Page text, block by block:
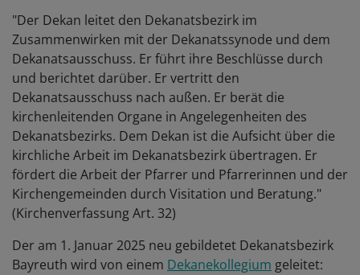
"Der Dekan leitet den Dekanatsbezirk im
Zusammenwirken mit der Dekanatssynode und dem
Dekanatsausschuss. Er führt ihre Beschlüsse durch
und berichtet darüber. Er vertritt den
Dekanatsausschuss nach außen. Er berät die
kirchenleitenden Organe in Angelegenheiten des
Dekanatsbezirks. Dem Dekan ist die Aufsicht über die
kirchliche Arbeit im Dekanatsbezirk übertragen. Er
fördert die Arbeit der Pfarrer und Pfarrerinnen und der
Kirchengemeinden durch Visitation und Beratung."
(Kirchenverfassung Art. 32)
Der am 1. Januar 2025 neu gebildetet Dekanatsbezirk
Bayreuth wird von einem Dekanekollegium geleitet: